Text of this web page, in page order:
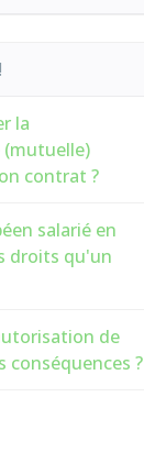
la
contrat ?
salarié en
droits qu'un
de
conséquences ?